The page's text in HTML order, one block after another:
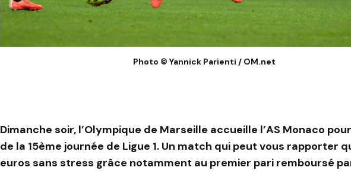
Photo © Yannick Parienti / OM.net
Dimanche soir, l’Olympique de Marseille accueille l’AS Monaco
de la 15ème journée de Ligue 1. Un match qui peut vous rapporter
euros sans stress grâce notamment au premier pari remboursé